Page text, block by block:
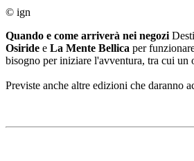
© ign
Quando e come arriverà nei negozi
Osiride e La Mente Bellica per
bisogno per iniziare l'avventura, tra cui un
Previste anche altre edizioni che daranno